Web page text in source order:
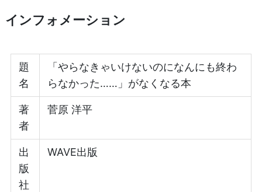
インフォメーション
題
名
「やらなきゃいけないのになんにも終わ
らなかった……」がなくなる本
著
者
菅原 洋平
出
版
社
WAVE出版